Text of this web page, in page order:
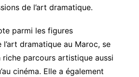
de l’art dramatique.
parmi les figures
dramatique au Maroc, se
parcours artistique aussi
cinéma. Elle a également